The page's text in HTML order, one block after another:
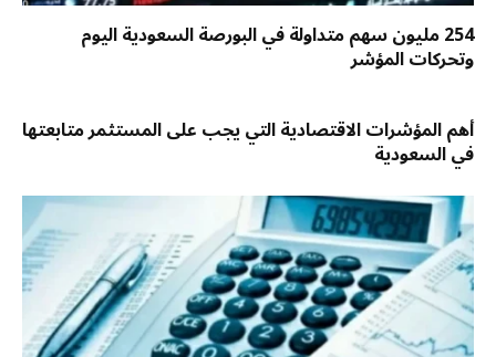
254 مليون سهم متداولة في البورصة السعودية اليوم
وتحركات المؤشر
أهم المؤشرات الاقتصادية التي يجب على المستثمر متابعتها
في السعودية